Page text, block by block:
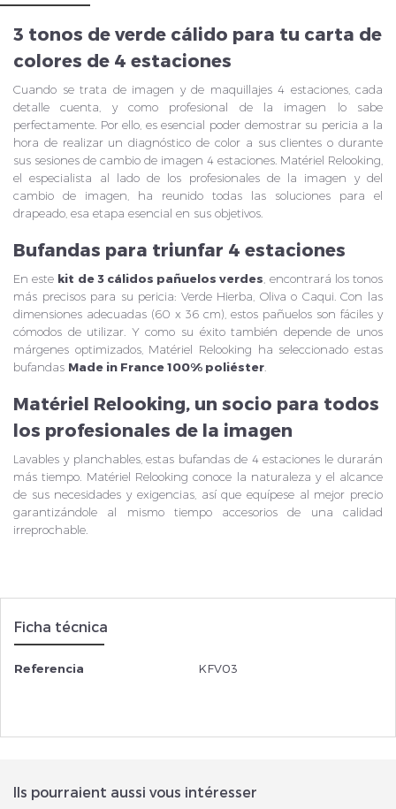
3 tonos de verde cálido para tu carta de
colores de 4 estaciones
Cuando se trata de imagen y de maquillajes 4 estaciones, cada
detalle cuenta, y como profesional de la imagen lo sabe
perfectamente. Por ello, es esencial poder demostrar su pericia a la
hora de realizar un diagnóstico de color a sus clientes o durante
sus sesiones de cambio de imagen 4 estaciones. Matériel Relooking,
el especialista al lado de los profesionales de la imagen y del
cambio de imagen, ha reunido todas las soluciones para el
drapeado , esa etapa esencial en sus objetivos.
Bufandas para triunfar 4 estaciones
En este kit de 3 cálidos pañuelos verdes , encontrará los tonos
más precisos para su pericia: Verde Hierba, Oliva o Caqui. Con las
dimensiones adecuadas (60 x 36 cm), estos pañuelos son fáciles y
cómodos de utilizar. Y como su éxito también depende de unos
márgenes optimizados, Matériel Relooking ha seleccionado estas
bufandas Made in France 100% poliéster
Matériel Relooking, un socio para todos
los profesionales de la imagen
Lavables y planchables, estas bufandas de 4 estaciones le durarán
más tiempo. Matériel Relooking conoce la naturaleza y el alcance
de sus necesidades y exigencias, así que equípese al mejor precio
garantizándole al mismo tiempo accesorios de una calidad
irreprochable.
Ficha técnica
Referencia KFV03
Ils pourraient aussi vous intéresser